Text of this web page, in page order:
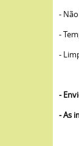
-
-
-
-
- As